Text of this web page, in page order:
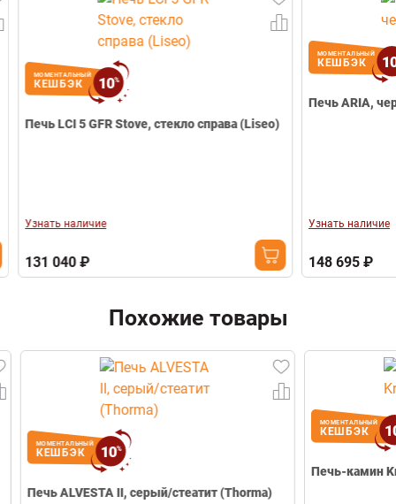
МОМЕНТАЛЬНЫЙ
КЕШБЭК 10%
Печь LCI 5 GFR Stove, стекло справа (Liseo)
Узнать наличие
131 040 ₽
МОМЕНТАЛЬНЫЙ
КЕШБЭК 10
Печь ARIA,
Узнать наличие
148 695 ₽
Похожие товары
МОМЕНТАЛЬНЫЙ
КЕШБЭК 10%
Печь ALVESTA II, серый/стеатит (Thorma)
МОМЕНТАЛЬНЫЙ
КЕШБЭК 10